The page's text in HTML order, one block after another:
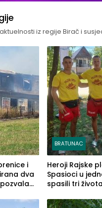
iz regije Birač i
i
dva
BRATUNAC
Heroji Rajske
Spasioci u
spasili tri života